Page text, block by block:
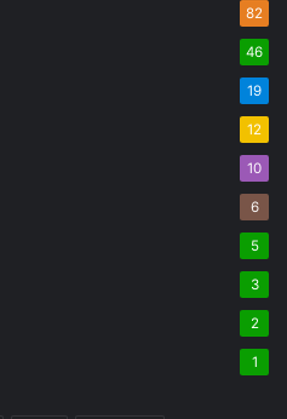
82
46
19
12
10
6
5
3
2
1